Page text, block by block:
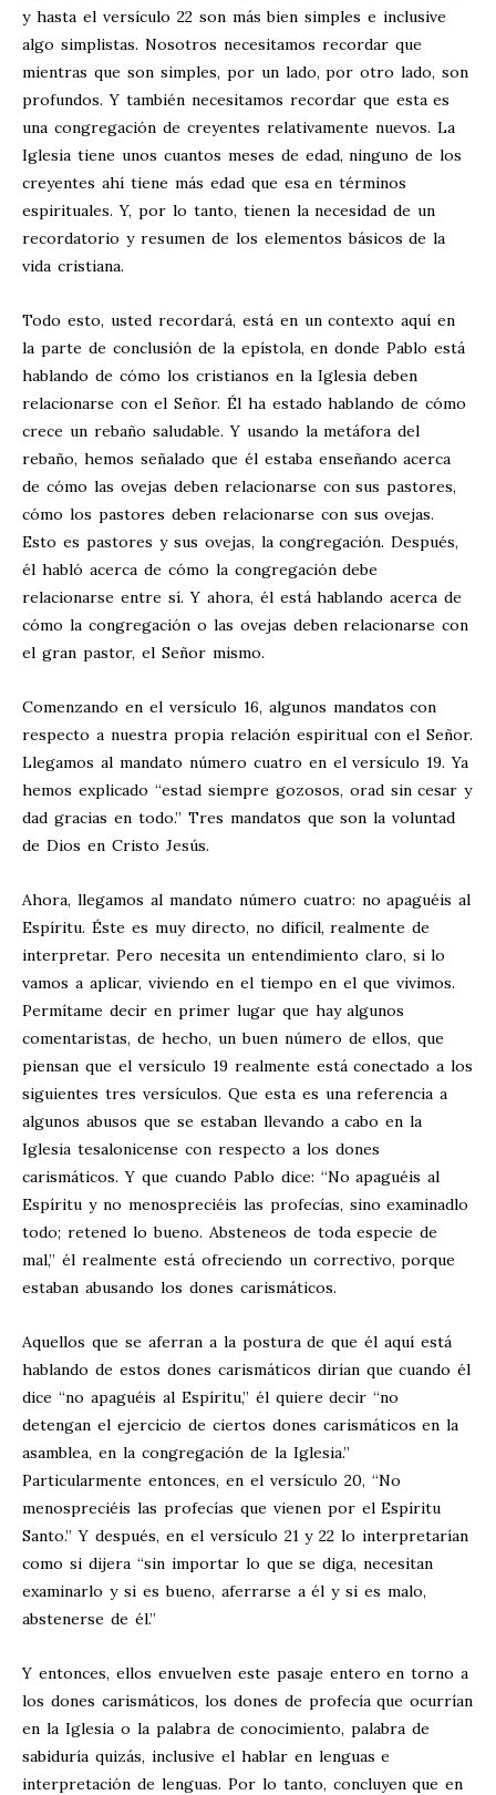
y hasta el versículo 22 son más bien simples e inclusive
algo simplistas. Nosotros necesitamos recordar que
mientras que son simples, por un lado, por otro lado, son
profundos. Y también necesitamos recordar que esta es
una congregación de creyentes relativamente nuevos. La
Iglesia tiene unos cuantos meses de edad, ninguno de los
creyentes ahí tiene más edad que esa en términos
espirituales. Y, por lo tanto, tienen la necesidad de un
recordatorio y resumen de los elementos básicos de la
vida cristiana.
Todo esto, usted recordará, está en un contexto aquí en
la parte de conclusión de la epístola, en donde Pablo está
hablando de cómo los cristianos en la Iglesia deben
relacionarse con el Señor. Él ha estado hablando de cómo
crece un rebaño saludable. Y usando la metáfora del
rebaño, hemos señalado que él estaba enseñando acerca
de cómo las ovejas deben relacionarse con sus pastores,
cómo los pastores deben relacionarse con sus ovejas.
Esto es pastores y sus ovejas, la congregación. Después,
él habló acerca de cómo la congregación debe
relacionarse entre sí. Y ahora, él está hablando acerca de
cómo la congregación o las ovejas deben relacionarse con
el gran pastor, el Señor mismo.
Comenzando en el versículo 16, algunos mandatos con
respecto a nuestra propia relación espiritual con el Señor.
Llegamos al mandato número cuatro en el versículo 19. Ya
hemos explicado “estad siempre gozosos, orad sin cesar y
dad gracias en todo.” Tres mandatos que son la voluntad
de Dios en Cristo Jesús.
Ahora, llegamos al mandato número cuatro: no apaguéis al
Espíritu. Éste es muy directo, no difícil, realmente de
interpretar. Pero necesita un entendimiento claro, si lo
vamos a aplicar, viviendo en el tiempo en el que vivimos.
Permítame decir en primer lugar que hay algunos
comentaristas, de hecho, un buen número de ellos, que
piensan que el versículo 19 realmente está conectado a los
siguientes tres versículos. Que esta es una referencia a
algunos abusos que se estaban llevando a cabo en la
Iglesia tesalonicense con respecto a los dones
carismáticos. Y que cuando Pablo dice: “No apaguéis al
Espíritu y no menospreciéis las profecías, sino examinadlo
todo; retened lo bueno. Absteneos de toda especie de
mal,” él realmente está ofreciendo un correctivo, porque
estaban abusando los dones carismáticos.
Aquellos que se aferran a la postura de que él aquí está
hablando de estos dones carismáticos dirían que cuando él
dice “no apaguéis al Espíritu,” él quiere decir “no
detengan el ejercicio de ciertos dones carismáticos en la
asamblea, en la congregación de la Iglesia.”
Particularmente entonces, en el versículo 20, “No
menospreciéis las profecías que vienen por el Espíritu
Santo.” Y después, en el versículo 21 y 22 lo interpretarían
como si dijera “sin importar lo que se diga, necesitan
examinarlo y si es bueno, aferrarse a él y si es malo,
abstenerse de él.”
Y entonces, ellos envuelven este pasaje entero en torno a
los dones carismáticos, los dones de profecía que ocurrían
en la Iglesia o la palabra de conocimiento, palabra de
sabiduría quizás, inclusive el hablar en lenguas e
interpretación de lenguas. Por lo tanto, concluyen que en